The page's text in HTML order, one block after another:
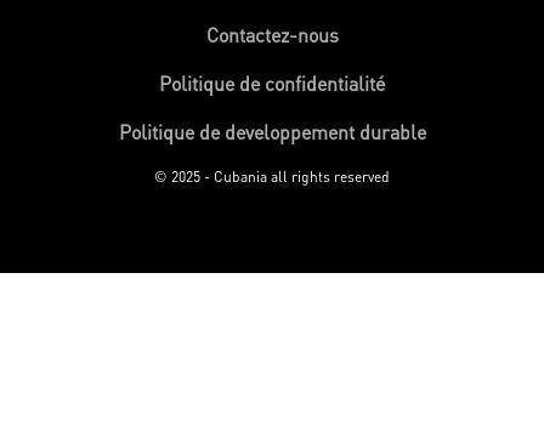
Contactez-nous
Politique de confidentialité
Politique de developpement durable
© 2025 - Cubania all rights reserved